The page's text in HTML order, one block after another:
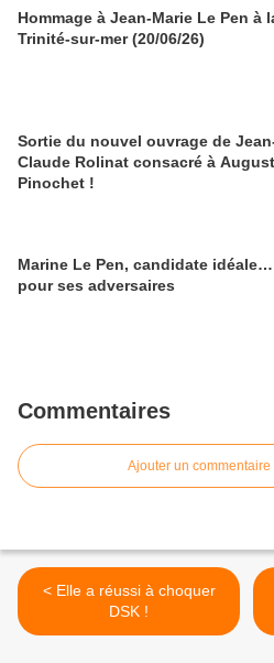
Hommage à Jean-Marie Le Pen à
Trinité-sur-mer (20/06/26)
Sortie du nouvel ouvrage de
Claude Rolinat consacré à
Pinochet !
Marine Le Pen, candidate idéale…
pour ses adversaires
Commentaires
Ajouter un commentaire
< Elle a réussi à choquer
DSK !